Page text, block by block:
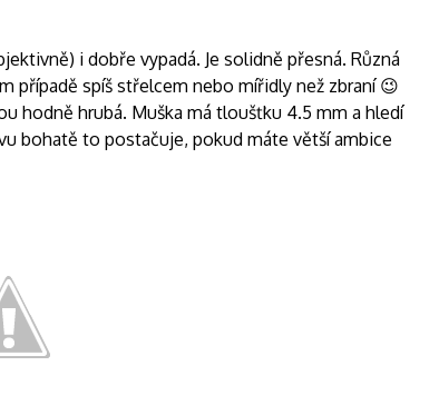
i dobře vypadá. Je solidně přesná. Různá
případě spíš střelcem nebo mířidly než zbraní 😉
hodně hrubá. Muška má tloušťku 4.5 mm a hledí
bohatě to postačuje, pokud máte větší ambice